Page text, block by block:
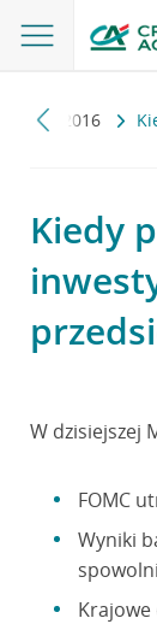
2016
Kiedy
W dzisiejszej
FOMC
Wyniki
Krajowe